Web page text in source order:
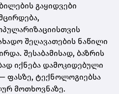
გაყიდვები
შეღავათების ნაწილი
შესაბამისად, ბაზრის
იქნება დამოკიდებული
ფასზე, ტექნოლოგიებსა
მოთხოვნაზე.